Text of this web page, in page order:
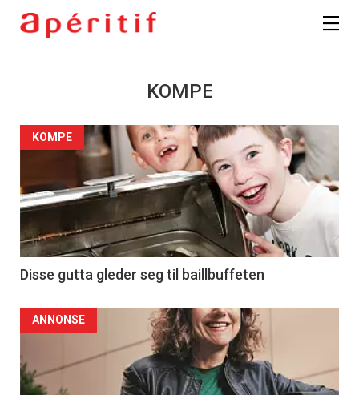
KOMPE
KOMPE
Disse gutta gleder seg til baillbuffeten
ANNONSE